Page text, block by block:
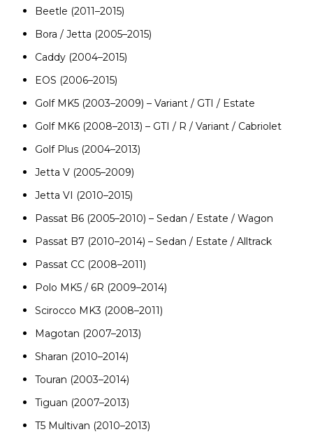
Beetle (2011–2015)
Bora / Jetta (2005–2015)
Caddy (2004–2015)
EOS (2006–2015)
Golf MK5 (2003–2009) – Variant / GTI / Estate
Golf MK6 (2008–2013) – GTI / R / Variant / Cabriolet
Golf Plus (2004–2013)
Jetta V (2005–2009)
Jetta VI (2010–2015)
Passat B6 (2005–2010) – Sedan / Estate / Wagon
Passat B7 (2010–2014) – Sedan / Estate / Alltrack
Passat CC (2008–2011)
Polo MK5 / 6R (2009–2014)
Scirocco MK3 (2008–2011)
Magotan (2007–2013)
Sharan (2010–2014)
Touran (2003–2014)
Tiguan (2007–2013)
T5 Multivan (2010–2013)